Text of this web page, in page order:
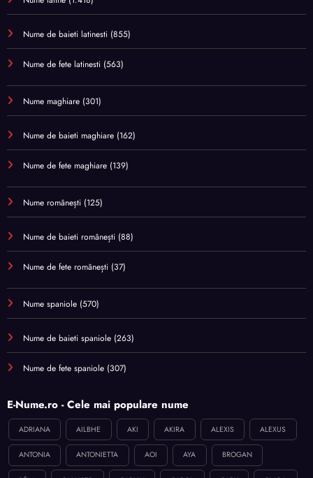
Nume de baieti latinesti (855)
Nume de fete latinesti (563)
Nume maghiare (301)
Nume de baieti maghiare (162)
Nume de fete maghiare (139)
Nume românești (125)
Nume de baieti românești (88)
Nume de fete românești (37)
Nume spaniole (570)
Nume de baieti spaniole (263)
Nume de fete spaniole (307)
E-Nume.ro - Cele mai populare nume
ADRIANA AILBHE AKI AKIRA ALEXIS ALEXUS
ANTONIA ANTONIETTA AOI AYA BROGAN